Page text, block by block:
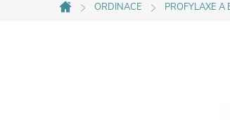
Domů
ORDINACE PROFYLAXE A